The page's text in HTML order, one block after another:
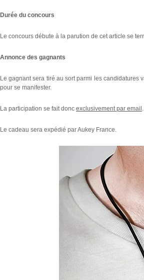
Durée du concours
Le concours débute à la parution de cet article se
Annonce des gagnants
Le gagnant sera tiré au sort parmi les candidatures
pour se manifester.
La participation se fait donc exclusivement par email
Le cadeau sera expédié par Aukey France.